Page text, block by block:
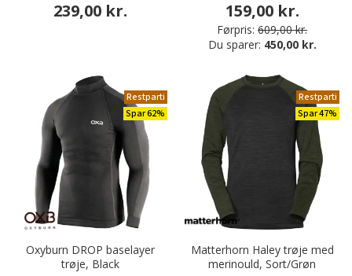
239,00 kr. 159,00 kr.
Førpris: 609,00 kr.
Du sparer: 450,00 kr.
Restparti
Spar 62%
Oxyburn DROP baselayer
trøje, Black
Restparti
Spar 47%
Matterhorn Haley trøje med
merinould, Sort/Grøn